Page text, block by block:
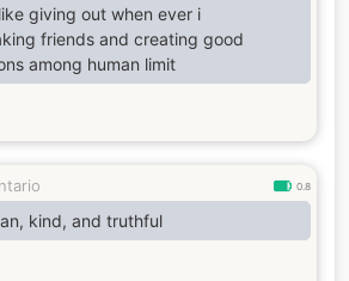
giving out when ever i
friends and creating good
among human limit
0.8
kind, and truthful